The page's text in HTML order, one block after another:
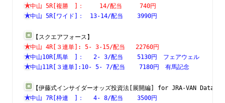
中山 5R[複勝　]：　　 14/配当     740円
中山 5R[ワイド]：　13-14/配当    3990円
【スクエアフォース】
中山 4R[３連単]: 5- 3-15/配当   22760円
中山10R[馬単　]：　 2- 3/配当    5130円　フェアウェル
中山11R[３連単]:10- 5- 7/配当    7180円　有馬記念
【伊藤式インサイダーオッズ投資法[展開編] for JRA-VAN Data
中山 7R[枠連　]：　 4- 8/配当    3500円